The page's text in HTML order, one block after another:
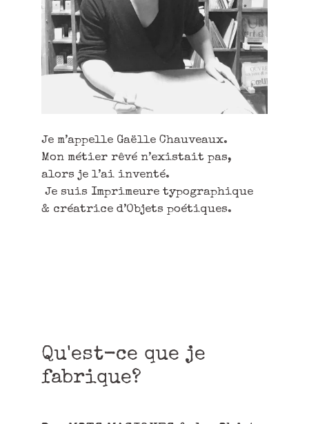
Je m’appelle Gaëlle Chauveaux.
Mon métier rêvé n’existait pas,
alors je l’ai inventé.
Je suis Imprimeure typographique
& créatrice d’Objets poétiques.
Qu'est-ce que je
fabrique?